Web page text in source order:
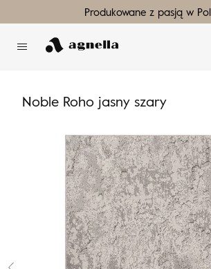
Produkowane z pasją w
Noble Roho jasny szary